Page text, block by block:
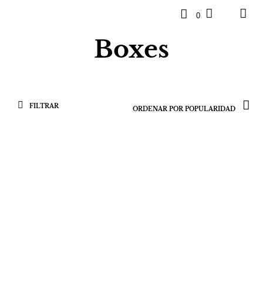
0
Boxes
FILTRAR